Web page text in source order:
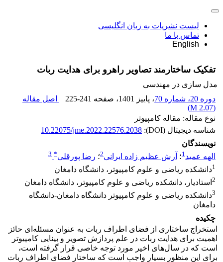
لیست نشریات به زبان انگلیسی
تماس با ما
English
تفکیک ساختارمند تصاویر راهرو برای هدایت ربات
مدل سازی در مهندسی
دوره 20، شماره 70
، پاییز 1401 ، صفحه 225-241
اصل مقاله
(
2.07 M
)
نوع مقاله: مقاله کامپیوتر
شناسه دیجیتال (DOI):
10.22075/jme.2022.22576.2038
نویسندگان
الهه عمید1؛ آرش عظیم زاده ایرانی2؛ رضا پورقلی*
3
1دانشکده ریاضی و علوم کامپیوتر، دانشگاه دامغان
2 استادیار، دانشکده ریاضی و علوم کامپیوتر، دانشگاه دامغان
3دانشکده ریاضی و علوم کامپیوتر دانشگاه دامغان-دانشگاه
دامغان
چکیده
استخراج ساختاری از فضای اطراف ربات به عنوان مسئله‌ای حائز
اهمیت برای هدایت ربات در علم پردازش تصویر و بینایی کامپیوتر
است که در سال‌های اخیر مورد توجه خاصی قرار گرفته است،
برای این منظور بسیار واجب است که ساختار فضای اطراف ربات